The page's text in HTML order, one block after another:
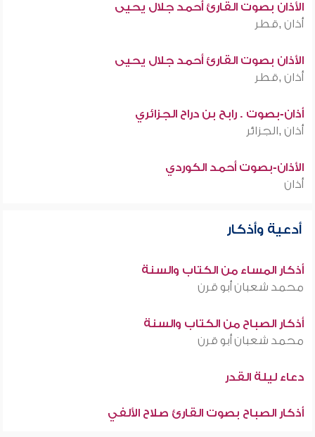
الأذان بصوت القارئ أحمد جلال يحيى
أذان ,قطر
الأذان بصوت القارئ أحمد جلال يحيى
أذان ,قطر
أذان-بصوت . رابح بن دراح الجزائري
أذان ,الجزائر
الأذان-بصوت أحمد الكوردي
أذان
أدعية وأذكار
أذكار المساء من الكتاب والسنة
محمد شعبان أبو قرن
أذكار الصباح من الكتاب والسنة
محمد شعبان أبو قرن
دعاء ليلة القدر
أذكار الصباح بصوت القارئ صلاح الألفي